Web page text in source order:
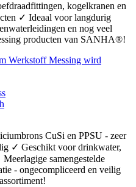
kogelkranen en
✓ Ideaal voor langdurig
en nog veel
producten van SANHA®!
CuSi en PPSU - zeer
✓ Geschikt voor drinkwater,
samengestelde
- ongecompliceerd en veilig